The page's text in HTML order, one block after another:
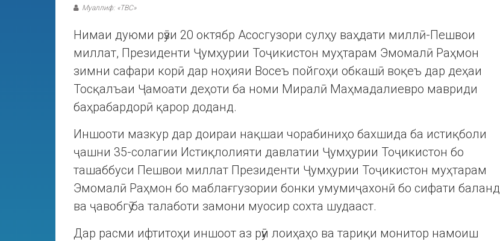
Муаллиф: «ТВС»
Нимаи дуюми рӯзи 20 октябр Асосгузори сулҳу ваҳдати миллӣ-Пешвои
миллат, Президенти Ҷумҳурии Тоҷикистон муҳтарам Эмомалӣ Раҳмон
зимни сафари корӣ дар ноҳияи Восеъ пойгоҳи обкашӣ воқеъ дар деҳаи
Тосқалъаи Ҷамоати деҳоти ба номи Миралӣ Маҳмадалиевро мавриди
баҳрабардорӣ қарор доданд.
Иншооти мазкур дар доираи нақшаи чорабиниҳо бахшида ба истиқболи
ҷашни 35-солагии Истиқлолияти давлатии Ҷумҳурии Тоҷикистон бо
ташаббуси Пешвои миллат Президенти Ҷумҳурии Тоҷикистон муҳтарам
Эмомалӣ Раҳмон бо маблағгузории бонки умумиҷахонӣ бо сифати баланд
ва ҷавобгӯ ба талаботи замони муосир сохта шудааст.
Дар расми ифтитоҳи иншоот аз рӯи лоиҳаҳо ва тариқи монитор намоиш